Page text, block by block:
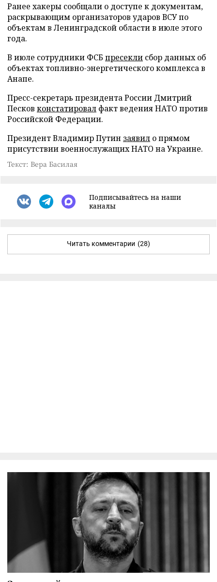
Ранее хакеры сообщали о доступе к документам,
раскрывающим организаторов ударов ВСУ по
объектам в Ленинградской области в июле этого
года.
В июле сотрудники ФСБ пресекли сбор данных об
объектах топливно-энергетического комплекса в
Анапе.
Пресс-секретарь президента России Дмитрий
Песков констатировал факт ведения НАТО против
Российской Федерации.
Президент Владимир Путин заявил о прямом
присутствии военнослужащих НАТО на Украине.
Текст: Вера Басилая
Подписывайтесь на наши
каналы
Читать комментарии (28)